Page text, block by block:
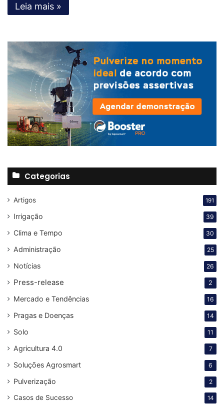
Leia mais »
Categorias
Artigos 191
Irrigação 39
Clima e Tempo 30
Administração 25
Notícias 26
Press-release 2
Mercado e Tendências 16
Pragas e Doenças 14
Solo 11
Agricultura 4.0 7
Soluções Agrosmart 6
Pulverização 2
Casos de Sucesso 14